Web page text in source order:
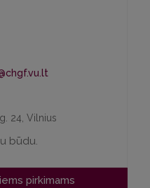
24, Vilnius
būdu.
pirkimams